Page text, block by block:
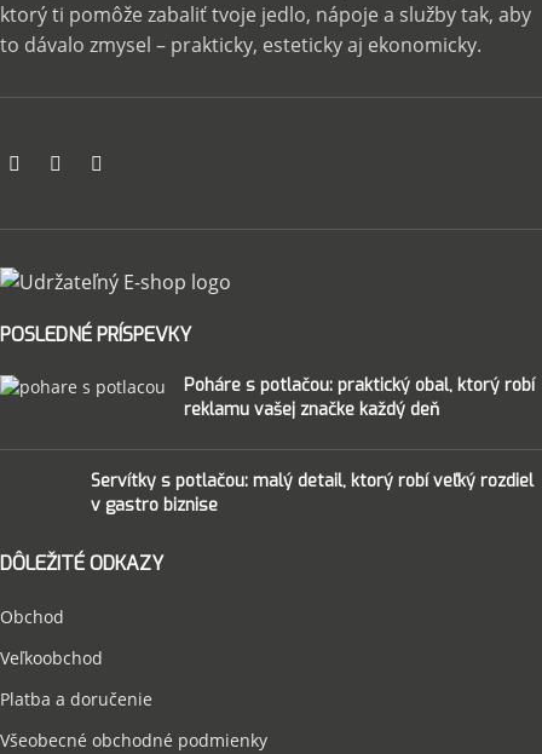
ktorý ti pomôže zabaliť tvoje jedlo, nápoje a služby tak, aby
to dávalo zmysel – prakticky, esteticky aj ekonomicky.
POSLEDNÉ PRÍSPEVKY
Poháre s potlačou: praktický obal, ktorý robí
reklamu vašej značke každý deň
Servítky s potlačou: malý detail, ktorý robí veľký rozdiel
v gastro biznise
DÔLEŽITÉ ODKAZY
Obchod
Veľkoobchod
Platba a doručenie
Všeobecné obchodné podmienky